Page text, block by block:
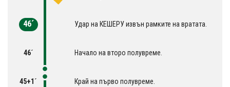
46´ Удар на КЕШЕРУ извън рамките на вратата.
46´ Начало на второ полувреме.
45+1´ Край на първо полувреме.